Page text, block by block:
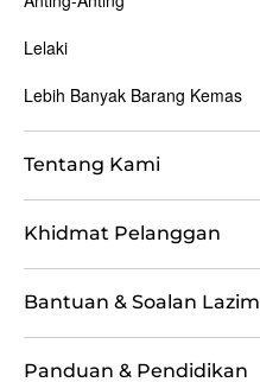
Lelaki
Lebih Banyak Barang Kemas
Tentang Kami
Khidmat Pelanggan
Bantuan & Soalan Lazim
Panduan & Pendidikan